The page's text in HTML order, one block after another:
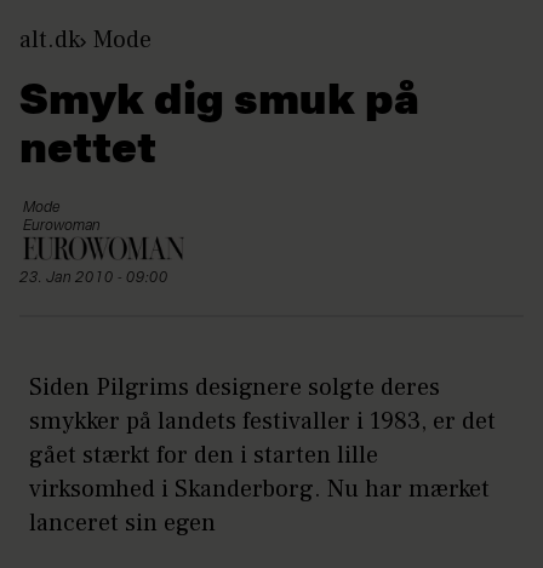
alt.dk Mode
Smyk dig smuk på
nettet
Mode
Eurowoman
23. Jan 2010 - 09:00
Siden Pilgrims designere solgte deres
smykker på landets festivaller i 1983, er det
gået stærkt for den i starten lille
virksomhed i Skanderborg. Nu har mærket
lanceret sin egen